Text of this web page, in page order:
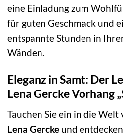
eine Einladung zum
für guten Geschmack und
entspannte Stunden in
Wänden.
Eleganz in Samt: Der
Lena Gercke Vorhang
Tauchen Sie ein in die Welt
Lena Gercke und